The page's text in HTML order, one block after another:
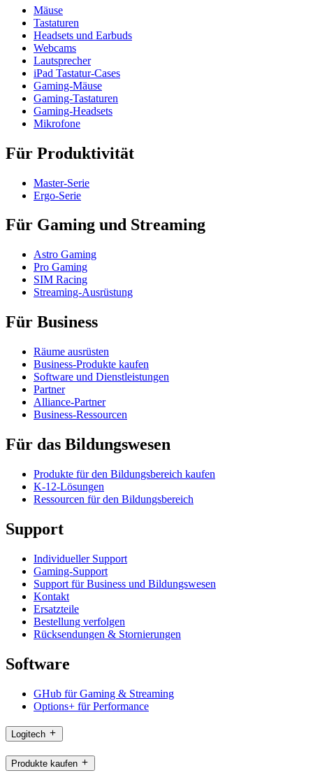
Mäuse
Tastaturen
Headsets und Earbuds
Webcams
Lautsprecher
iPad Tastatur-Cases
Gaming-Mäuse
Gaming-Tastaturen
Gaming-Headsets
Mikrofone
Für Produktivität
Master-Serie
Ergo-Serie
Für Gaming und Streaming
Astro Gaming
Pro Gaming
SIM Racing
Streaming-Ausrüstung
Für Business
Räume ausrüsten
Business-Produkte kaufen
Software und Dienstleistungen
Partner
Alliance-Partner
Business-Ressourcen
Für das Bildungswesen
Produkte für den Bildungsbereich kaufen
K-12-Lösungen
Ressourcen für den Bildungsbereich
Support
Individueller Support
Gaming-Support
Support für Business und Bildungswesen
Kontakt
Ersatzteile
Bestellung verfolgen
Rücksendungen & Stornierungen
Software
GHub für Gaming & Streaming
Options+ für Performance
Logitech
Produkte kaufen